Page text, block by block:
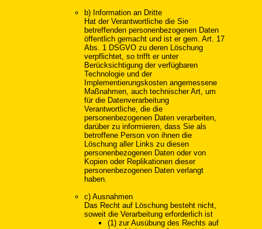
b) Information an Dritte
Hat der Verantwortliche die Sie
betreffenden personenbezogenen Daten
öffentlich gemacht und ist er gem. Art. 17
Abs. 1 DSGVO zu deren Löschung
verpflichtet, so trifft er unter
Berücksichtigung der verfügbaren
Technologie und der
Implementierungskosten angemessene
Maßnahmen, auch technischer Art, um
für die Datenverarbeitung
Verantwortliche, die die
personenbezogenen Daten verarbeiten,
darüber zu informieren, dass Sie als
betroffene Person von ihnen die
Löschung aller Links zu diesen
personenbezogenen Daten oder von
Kopien oder Replikationen dieser
personenbezogenen Daten verlangt
haben.
c) Ausnahmen
Das Recht auf Löschung besteht nicht,
soweit die Verarbeitung erforderlich ist
(1) zur Ausübung des Rechts auf